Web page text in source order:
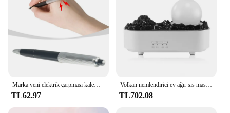
Marka yeni elektrik çarpması kalem yenilik Joke şaka çok fonksiyonlu yaratıcı tükenmez kalem oyuncak hediyeler ofis öğrenciler için
TL62.97
Volkan nemlendirici ev ağır sis masaüstü yaratıcılık süsler ev koku Mist Mak için sigara
TL702.08